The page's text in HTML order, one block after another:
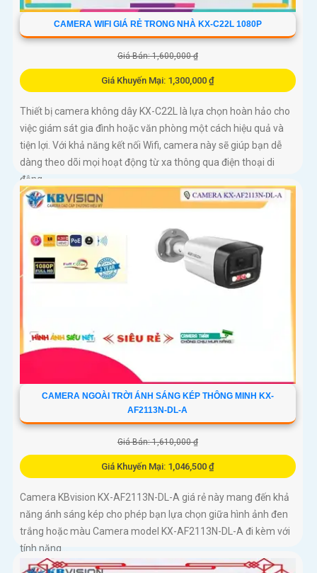
CAMERA WIFI GIÁ RẺ TRONG NHÀ KX-C22L 1080P
Giá Bán: 1,600,000 ₫
Giá Khuyến Mại: 1,300,000 ₫
Thiết bị camera không dây KX-C22L là lựa chọn hoàn hảo cho
việc giám sát gia đình hoặc văn phòng một cách hiệu quả và
tiện lợi. Với khả năng kết nối Wifi, camera này sẽ giúp bạn dễ
dàng theo dõi mọi hoạt động từ xa thông qua điện thoại di
động
CAMERA NGOÀI TRỜI ÁNH SÁNG KÉP THÔNG MINH KX-
AF2113N-DL-A
Giá Bán: 1,610,000 ₫
Giá Khuyến Mại: 1,046,500 ₫
Camera KBvision KX-AF2113N-DL-A giá rẻ này mang đến khả
năng ánh sáng kép cho phép bạn lựa chọn giữa hình ảnh đen
trắng hoặc màu Camera model KX-AF2113N-DL-A đi kèm với
tính năng...